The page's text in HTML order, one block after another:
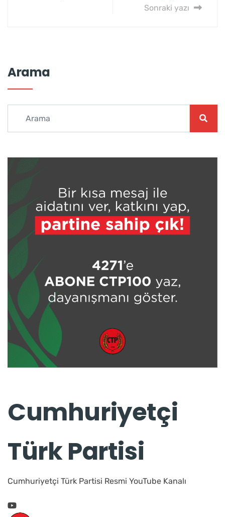
Sonraki yazı
Arama
Cumhuriyetçi
Türk Partisi
Cumhuriyetçi Türk Partisi Resmi YouTube Kanalı